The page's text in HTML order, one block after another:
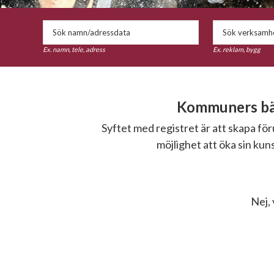
Ex. namn, tele, adress Ex. reklam, bygg
Kommuners
Syftet med registret är att skapa
möjlighet att öka sin
Nej,